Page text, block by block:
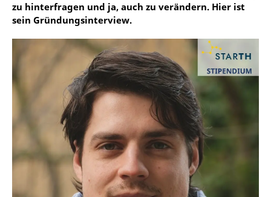
zu hinterfragen und ja, auch zu verändern. Hier ist
sein Gründungsinterview.